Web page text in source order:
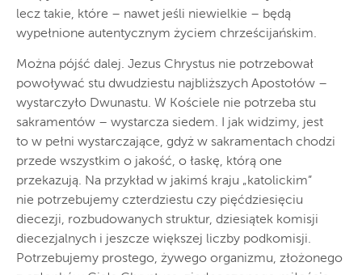
lecz takie, które – nawet jeśli niewielkie – będą
wypełnione autentycznym życiem chrześcijańskim.
Można pójść dalej. Jezus Chrystus nie potrzebował
powoływać stu dwudziestu najbliższych Apostołów –
wystarczyło Dwunastu. W Kościele nie potrzeba stu
sakramentów – wystarcza siedem. I jak widzimy, jest
to w pełni wystarczające, gdyż w sakramentach chodzi
przede wszystkim o jakość, o łaskę, którą one
przekazują. Na przykład w jakimś kraju „katolickim”
nie potrzebujemy czterdziestu czy pięćdziesięciu
diecezji, rozbudowanych struktur, dziesiątek komisji
diecezjalnych i jeszcze większej liczby podkomisji.
Potrzebujemy prostego, żywego organizmu, złożonego